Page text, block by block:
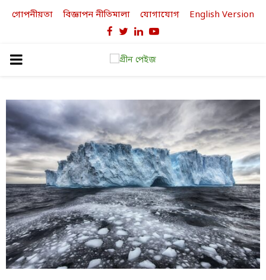
গোপনীয়তা বিজ্ঞাপন নীতিমালা যোগাযোগ English Version
Facebook
TwitterLinkedinYoutube
PRIMARY